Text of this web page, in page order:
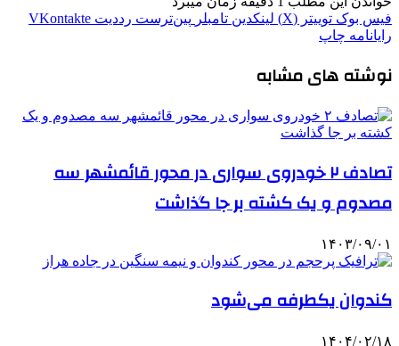
فیس بوک توییتر (X) لینکدین ‫تامبلر ‫پین‌ترست ‫رددیت ‫VKontakte
رایانامه چاپ
نوشته های مشابه
تصادف ۲ خودروی سواری در محور قائمشهر سه
مصدوم و یک کشته بر جا گذاشت
۱۴۰۳/۰۹/۰۱
کندوان یکطرفه می‌شود
۱۴۰۴/۰۲/۱۸